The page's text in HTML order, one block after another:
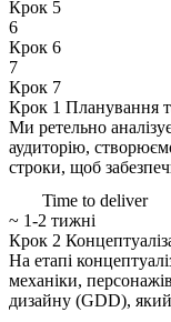
Крок 5
6
Крок 6
7
Крок 7
Крок 1 Планування
Ми ретельно
аудиторію,
строки, щоб
Time to deliver
~ 1-2 тижні
Крок 2
На етапі
механіки,
дизайну (GDD),